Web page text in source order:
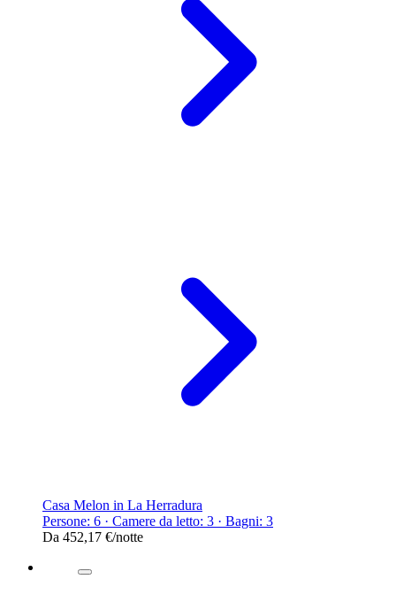
Casa Melon in La Herradura
Persone: 6 · Camere da letto: 3 · Bagni: 3
Da 452,17 €/notte